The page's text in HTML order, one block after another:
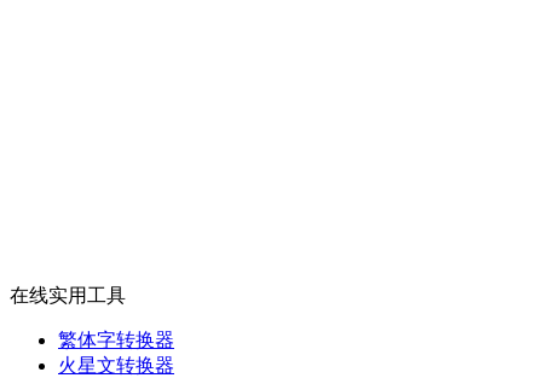
在线实用工具
繁体字转换器
火星文转换器